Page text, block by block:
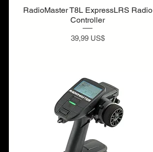
RadioMaster T8L ExpressLRS Radio
Controller
Cena
39,99 US$